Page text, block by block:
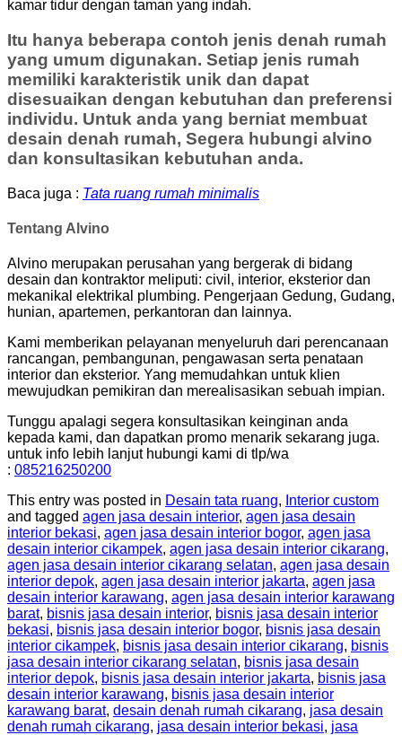
kamar tidur dengan taman yang indah.
Itu hanya beberapa contoh jenis denah rumah
yang umum digunakan. Setiap jenis rumah
memiliki karakteristik unik dan dapat
disesuaikan dengan kebutuhan dan preferensi
individu. Untuk anda yang berniat membuat
desain denah rumah, Segera hubungi alvino
dan konsultasikan kebutuhan anda.
Baca juga : Tata ruang rumah minimalis
Tentang Alvino
Alvino merupakan perusahan yang bergerak di bidang
desain dan kontraktor meliputi: civil, interior, eksterior dan
mekanikal elektrikal plumbing. Pengerjaan Gedung, Gudang,
hunian, apartemen, perkantoran dan lainnya.
Kami memberikan pelayanan menyeluruh dari perencanaan
rancangan, pembangunan, pengawasan serta penataan
interior dan eksterior. Yang memudahkan untuk klien
mewujudkan pemikiran dan merealisasikan sebuah impian.
Tunggu apalagi segera konsultasikan keinginan anda
kepada kami, dan dapatkan promo menarik sekarang juga.
untuk info lebih lanjut hubungi kami di tlp/wa
: 085216250200
This entry was posted in Desain tata ruang, Interior custom
and tagged agen jasa desain interior, agen jasa desain
interior bekasi, agen jasa desain interior bogor, agen jasa
desain interior cikampek, agen jasa desain interior cikarang,
agen jasa desain interior cikarang selatan, agen jasa desain
interior depok, agen jasa desain interior jakarta, agen jasa
desain interior karawang, agen jasa desain interior karawang
barat, bisnis jasa desain interior, bisnis jasa desain interior
bekasi, bisnis jasa desain interior bogor, bisnis jasa desain
interior cikampek, bisnis jasa desain interior cikarang, bisnis
jasa desain interior cikarang selatan, bisnis jasa desain
interior depok, bisnis jasa desain interior jakarta, bisnis jasa
desain interior karawang, bisnis jasa desain interior
karawang barat, desain denah rumah cikarang, jasa desain
denah rumah cikarang, jasa desain interior bekasi, jasa